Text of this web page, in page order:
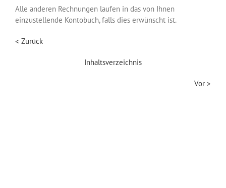
Alle anderen Rechnungen laufen in das von Ihnen
einzustellende Kontobuch, falls dies erwünscht ist.
< Zurück
Inhaltsverzeichnis
Vor >